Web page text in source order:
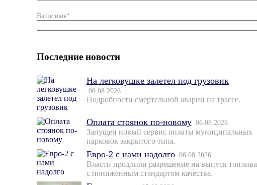
Ваше имя*
Последние новости
На легковушке залетел под грузовик
06.08.2026
Подробности смертельной аварии на трассе.
Оплата стоянок по-новому 06.08.2026
Запущен новый сервис оплаты муниципальных
парковок закрытого типа.
Евро-2 с нами надолго 06.08.2026
Власти продлили разрешение на выпуск топлива
с пониженным стандартом качества.